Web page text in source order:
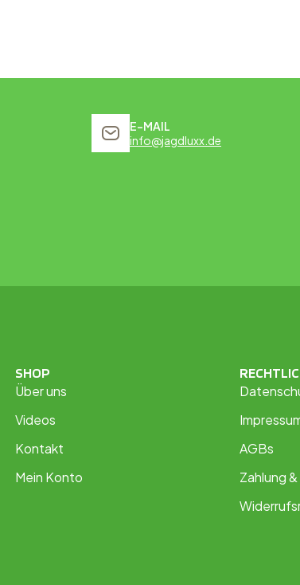
E-MAIL
info@jagdluxx.de
SHOP
Über uns
Videos
Kontakt
Mein Konto
AGBs
Zahlung